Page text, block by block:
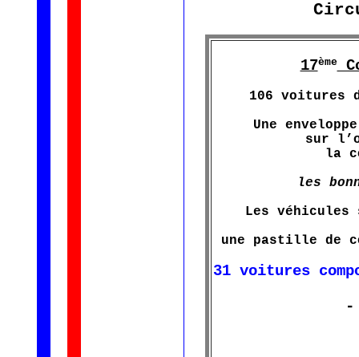
17ème
106 voitures
Une
sur
la
les
Les
une pastille de
31 voitures
-